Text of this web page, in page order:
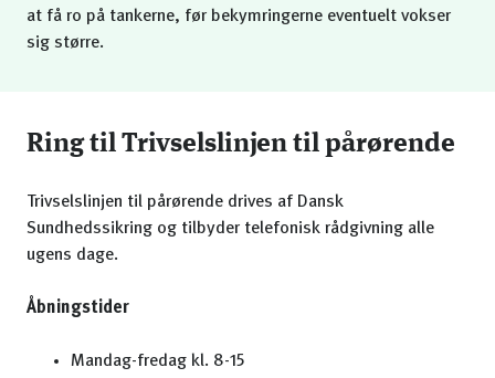
at få ro på tankerne, før bekymringerne eventuelt vokser
sig større.
Ring til Trivselslinjen til pårørende
Trivselslinjen til pårørende drives af Dansk
Sundhedssikring og tilbyder telefonisk rådgivning alle
ugens dage.
Åbningstider
Mandag-fredag kl. 8-15